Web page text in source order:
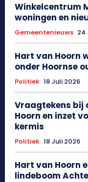
Winkelcentrum
woningen en
Gemeentenieuws 24
Hart van Hoorn
onder Hoornse
Politiek 18 Juli 2026
Vraagtekens bij
Hoorn en inzet
kermis
Politiek 18 Juli 2026
Hart van Hoorn
lindeboom